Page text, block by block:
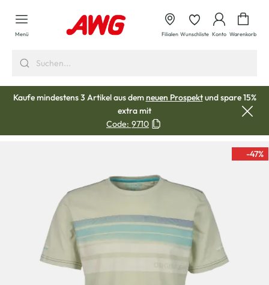
springen
Menü Filialen Wunschliste Konto Warenkorb
Kaufe mindestens 3 Artikel aus demneuen Prospektund spare 15%
extra mit
Code: 9710
-47%